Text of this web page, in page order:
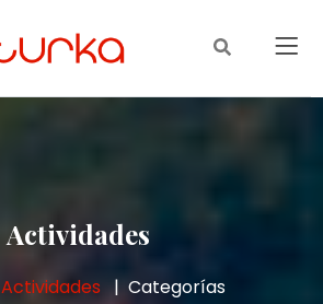
Actividades
Actividades Categorías